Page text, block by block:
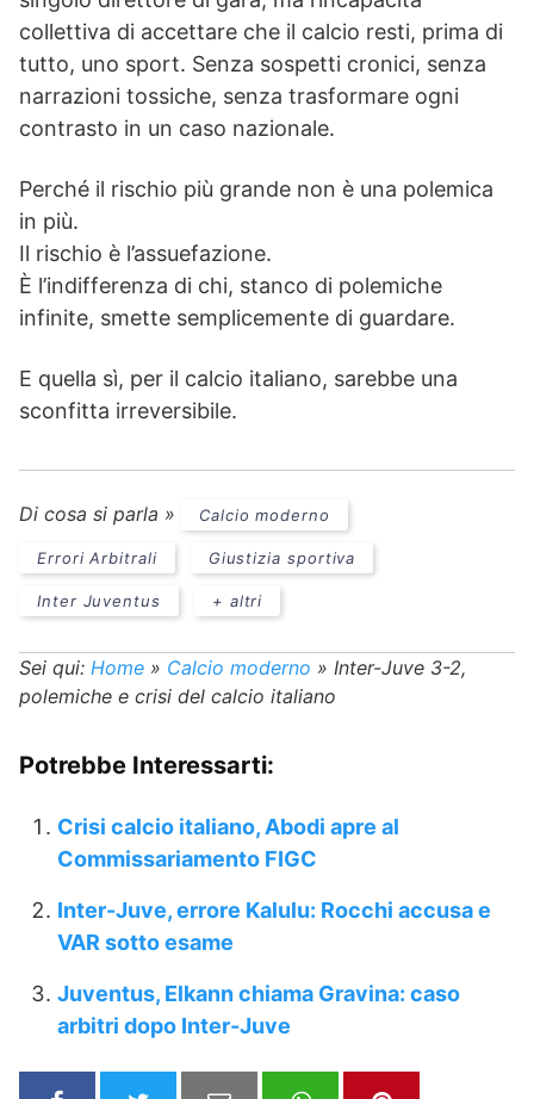
collettiva di accettare che il calcio resti, prima di
tutto, uno sport. Senza sospetti cronici, senza
narrazioni tossiche, senza trasformare ogni
contrasto in un caso nazionale.
Perché il rischio più grande non è una polemica
in più.
Il rischio è l’assuefazione.
È l’indifferenza di chi, stanco di polemiche
infinite, smette semplicemente di guardare.
E quella sì, per il calcio italiano, sarebbe una
sconfitta irreversibile.
Di cosa si parla » Calcio moderno
Errori Arbitrali Giustizia sportiva
Inter Juventus + altri
Sei qui: Home » Calcio moderno » Inter-Juve 3-2,
polemiche e crisi del calcio italiano
Potrebbe Interessarti:
Crisi calcio italiano, Abodi apre al
Commissariamento FIGC
Inter-Juve, errore Kalulu: Rocchi accusa e
VAR sotto esame
Juventus, Elkann chiama Gravina: caso
arbitri dopo Inter-Juve